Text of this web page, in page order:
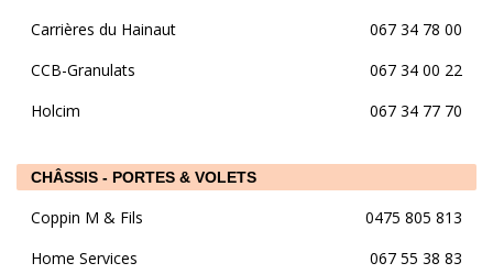
Carrières du Hainaut
067 34 78 00
CCB-Granulats
067 34 00 22
Holcim
067 34 77 70
CHÂSSIS - PORTES & VOLETS
Coppin M & Fils
0475 805 813
Home Services
067 55 38 83